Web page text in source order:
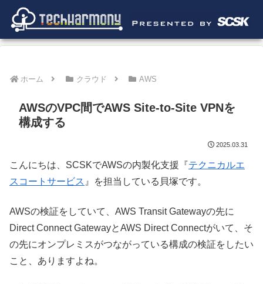
ホーム クラウド AWS
AWSのVPC間でAWS Site-to-Site VPNを
構成する
2025.03.31
こんにちは、SCSKでAWSの内製化支援『テクニカルエ
スコートサービス 』を担当している貝塚です。
AWSの検証をしていて、AWS Transit Gatewayの先に
Direct Connect GatewayとAWS Direct Connectがいて、そ
の先にオンプレミスがつながっている構成の検証をしたい
こと、ありますよね。